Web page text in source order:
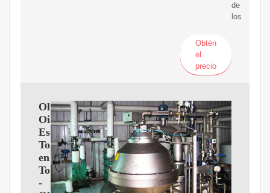
de
los
Obtén
el
precio
Olive
Oil
Estate
Tours
en
Toscana
-